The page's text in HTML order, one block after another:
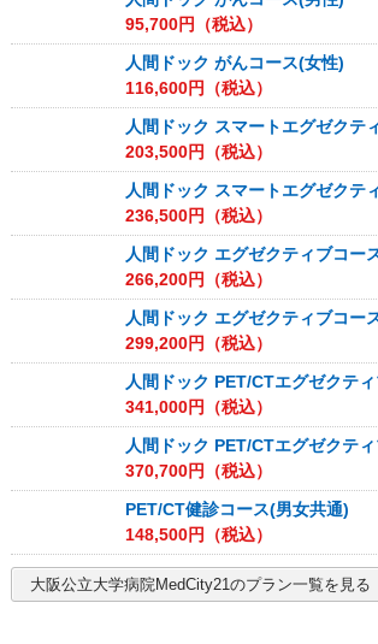
95,700円（税込）
人間ドック がんコース(女性)
116,600円（税込）
人間ドック スマートエグゼクテ
203,500円（税込）
人間ドック スマートエグゼクテ
236,500円（税込）
人間ドック エグゼクティブコー
266,200円（税込）
人間ドック エグゼクティブコー
299,200円（税込）
人間ドック PET/CTエグゼクテ
341,000円（税込）
人間ドック PET/CTエグゼクテ
370,700円（税込）
PET/CT健診コース(男女共通)
148,500円（税込）
大阪公立大学病院MedCity21のプラン一覧を見る